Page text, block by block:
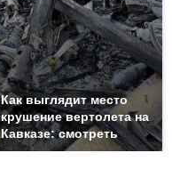
Как выглядит место
крушение вертолета на
Кавказе: смотреть